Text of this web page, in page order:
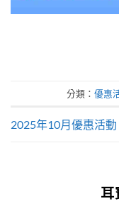
耳
分類： 優惠
2025年10月優惠活動